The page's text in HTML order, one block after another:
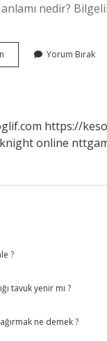
nedir?
Bilgenin
Anlami
Yorum Bırak
https://
knight online
?
tavuk yenir mi ?
ne demek ?